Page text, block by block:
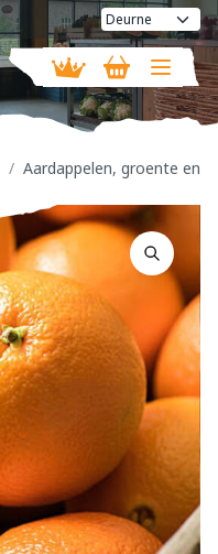
Aardappelen, groente en